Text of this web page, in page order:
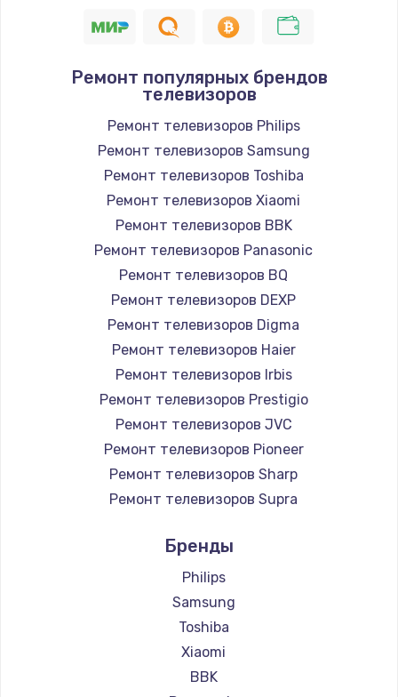
Заказать
Программный ремонт/прошивка
Замена Bluetooth/Wi-Fi модуля
Заказать
Замена картридера
890 руб.
Заказать
Замена микросхемы NFC
1100 руб.
Заказать
Замена шим-контроллера
Заказать
Настройка Wi-Fi
1030 руб.
Заказать
Ремонт популярных брендов
телевизоров
Ремонт телевизоров Philips
Ремонт телевизоров Samsung
Ремонт телевизоров Toshiba
Ремонт телевизоров Xiaomi
Ремонт телевизоров BBK
Ремонт телевизоров Panasonic
Ремонт телевизоров BQ
Ремонт телевизоров DEXP
Ремонт телевизоров Digma
Ремонт телевизоров Haier
Ремонт телевизоров Irbis
Ремонт телевизоров Prestigio
Ремонт телевизоров JVC
Ремонт телевизоров Pioneer
Ремонт телевизоров Sharp
Ремонт телевизоров Supra
Ремонт телевизоров Hisense
Ремонт телевизоров Daewoo
Ремонт телевизоров Centek
Ремонт телевизоров Telefunken
Ремонт телевизоров Hyundai
Ремонт телевизоров Doffler
Бренды
Philips
Samsung
Toshiba
Xiaomi
BBK